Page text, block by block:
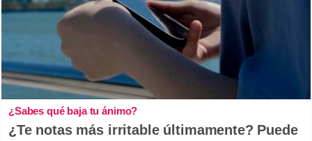
¿Sabes qué baja tu ánimo?
¿Te notas más irritable últimamente? Puede